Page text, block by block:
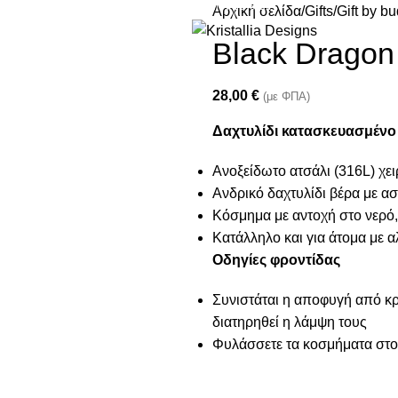
Join our newsletter and enjoy 10% Off
Αρχική σελίδα Gifts Gift by
Black Dragon
28,00 € (με ΦΠΑ)
Δαχτυλίδι
Ανοξείδωτο ατσάλι (316L)
Aνδρικό δαχτυλίδι βέρα με
Κόσμημα με αντοχή στο νερό,
Κατάλληλο και για άτομα με
Οδηγίες φροντίδας
Συνιστάται η αποφυγή από
διατηρηθεί η λάμψη τους
Φυλάσσετε τα κοσμήματα στο